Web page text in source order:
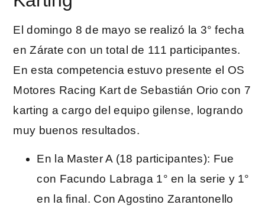
El domingo 8 de mayo se realizó la 3° fecha
en Zárate con un total de 111 participantes.
En esta competencia estuvo presente el OS
Motores Racing Kart de Sebastián Orio con 7
karting a cargo del equipo gilense, logrando
muy buenos resultados.
En la Master A (18 participantes): Fue
con Facundo Labraga 1° en la serie y 1°
en la final. Con Agostino Zarantonello